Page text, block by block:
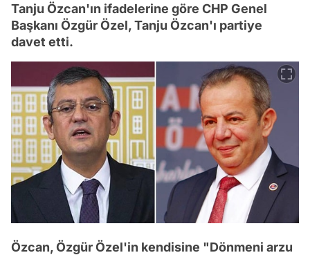
Tanju Özcan'ın ifadelerine göre CHP Genel
Başkanı Özgür Özel, Tanju Özcan'ı partiye
davet etti.
Özcan, Özgür Özel'in kendisine "Dönmeni arzu